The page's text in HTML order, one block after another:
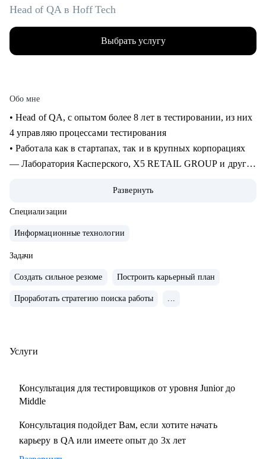
Head of QA в Hoff Tech
Выбрать услугу
Обо мне
• Head of QA, c опытом более 8 лет в тестировании, из них
4 управляю процессами тестирования
• Работала как в стартапах, так и в крупных корпорациях
— Лаборатория Касперского, X5 RETAIL GROUP и другие
тестирования с командой 15+ человек
• Занималась ручным и автоматизированным
desktop)
• Занимаюсь построением QA процессов и команды,
развитием и интеграции QA в процесс разработки
• Выстраиваю прикладные метрики, средства мониторинга
manual, QA Auto
• Занимаюсь менторством с 2021 года
С чем помогу:
• Создание резюме
• Подготовка к собеседованию на различные позиции
Развернуть
Специализации
Информационные технологии
Задачи
Создать сильное резюме Построить карьерный план
Проработать стратегию поиска работы ...
Услуги
Консультация для тестировщиков от уровня Junior до
Middle
Консультация подойдет Вам, если хотите начать
карьеру в QA или имеете опыт до 3х лет